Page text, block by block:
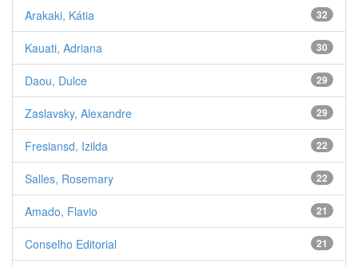
32
Arakaki, Kátia
30
Kauati, Adriana
29
Daou, Dulce
29
Zaslavsky, Alexandre
22
Fresiansd, Izilda
22
Salles, Rosemary
21
Amado, Flavio
21
Conselho Editorial